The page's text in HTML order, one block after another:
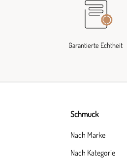
Garantierte Echtheit
Schmuck
Nach Marke
Nach Kategorie